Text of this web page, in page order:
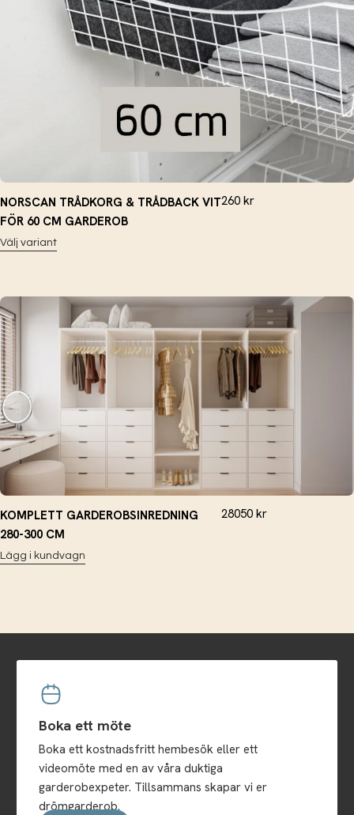
NORSCAN TRÅDKORG & TRÅDBACK VIT
FÖR 60 CM GARDEROB
Välj variant
260 kr
KOMPLETT GARDEROBSINREDNING
280-300 CM
Lägg i kundvagn
28050 kr
Boka ett möte
Boka ett kostnadsfritt hembesök eller ett
videomöte med en av våra duktiga
garderobexpeter. Tillsammans skapar vi er
drömgarderob.